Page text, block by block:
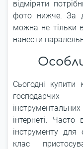
відміряти
фото нижче. За
можна не тільки
нанести
Сьогодні
господарчих
інтернеті.
інструменту для
клас